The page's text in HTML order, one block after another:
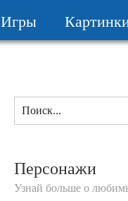
Игры
Персонажи
Узнай больше о